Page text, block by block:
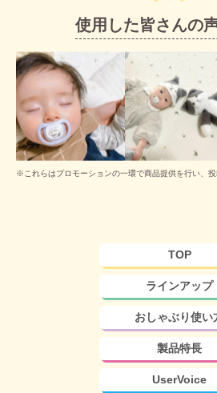
使用した皆さんの
※これらはプロモーションの一環で商品提供を行い、
TOP
ラインアップ
おしゃぶり使い
製品特長
UserVoice